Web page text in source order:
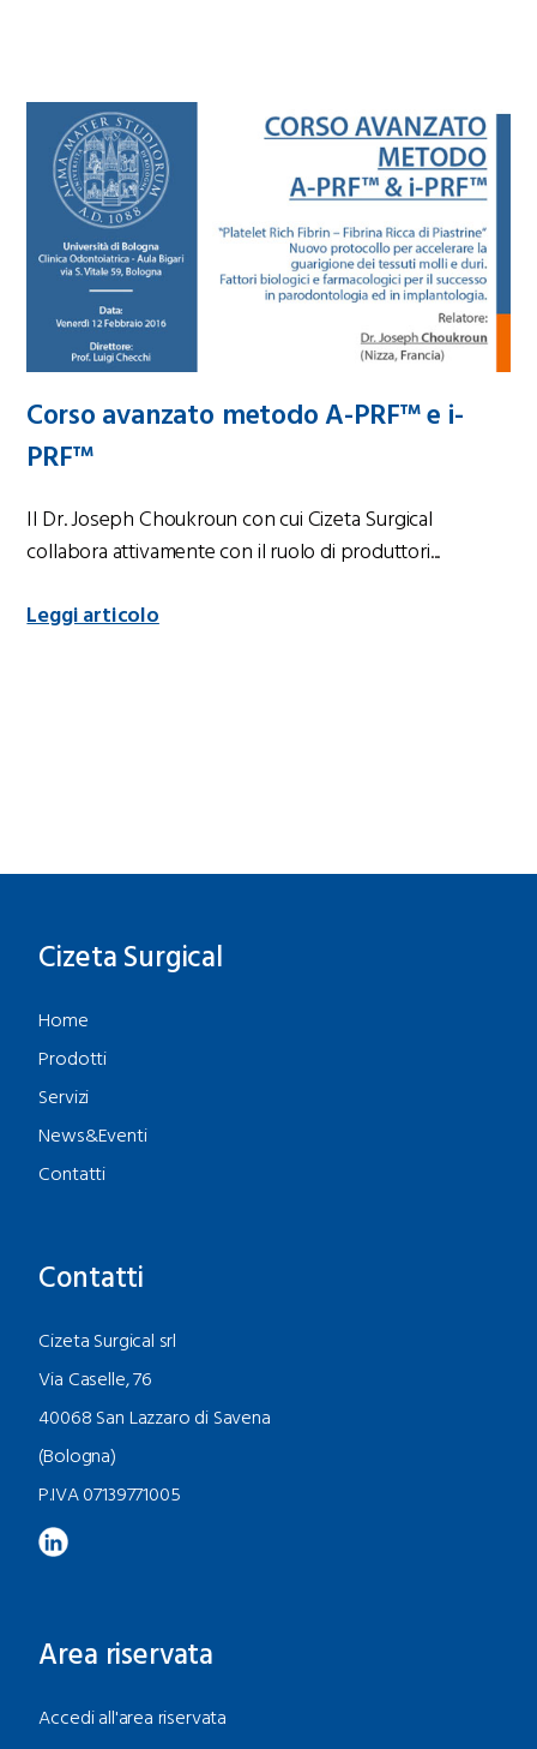
Corso avanzato metodo A-PRF™ e i-
PRF™
Il Dr. Joseph Choukroun con cui Cizeta Surgical
collabora attivamente con il ruolo di produttori...
Leggi articolo
Cizeta Surgical
Home
Prodotti
Servizi
News&Eventi
Contatti
Contatti
Cizeta Surgical srl
Via Caselle, 76
40068 San Lazzaro di Savena
(Bologna)
P.IVA 07139771005
Area riservata
Accedi all'area riservata